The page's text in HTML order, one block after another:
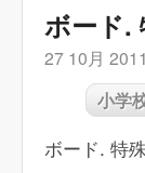
ボード.
27 10月
小学
ボード. 特